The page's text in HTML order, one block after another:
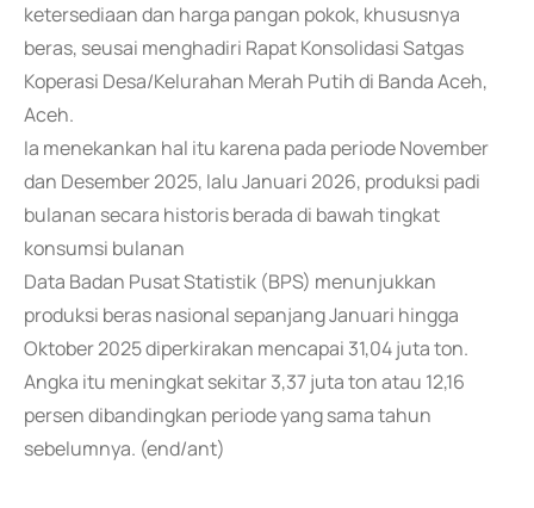
ketersediaan dan harga pangan pokok, khususnya
beras, seusai menghadiri Rapat Konsolidasi Satgas
Koperasi Desa/Kelurahan Merah Putih di Banda Aceh,
Aceh.
Ia menekankan hal itu karena pada periode November
dan Desember 2025, lalu Januari 2026, produksi padi
bulanan secara historis berada di bawah tingkat
konsumsi bulanan
Data Badan Pusat Statistik (BPS) menunjukkan
produksi beras nasional sepanjang Januari hingga
Oktober 2025 diperkirakan mencapai 31,04 juta ton.
Angka itu meningkat sekitar 3,37 juta ton atau 12,16
persen dibandingkan periode yang sama tahun
sebelumnya. (end/ant)